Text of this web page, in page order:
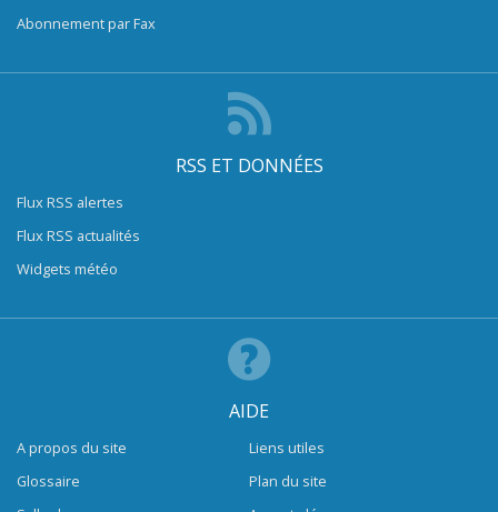
Abonnement par Fax
RSS ET DONNÉES
Flux RSS alertes
Flux RSS actualités
Widgets météo
AIDE
A propos du site
Glossaire
Liens utiles
Plan du site